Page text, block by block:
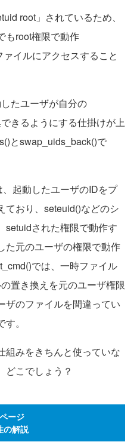
root」されているため、
もroot権限で動作
イルにアクセスすること
たユーザが自分の
きるようにする仕掛けが上
とswap_uids_back()で
起動したユーザのIDをプ
ており、seteuid()などのシ
setuidされた権限で動作す
た元のユーザの権限で動作
では、一時ファイル
置き換えを元のユーザ権限
ザのファイルを間違ってい
。
みをきちんと使っていな
どこでしょう？
ージ
の解説